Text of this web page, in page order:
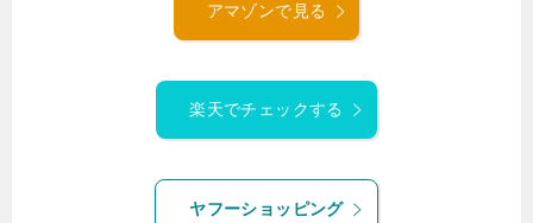
アマゾンで見る
楽天でチェックする
ヤフーショッピング